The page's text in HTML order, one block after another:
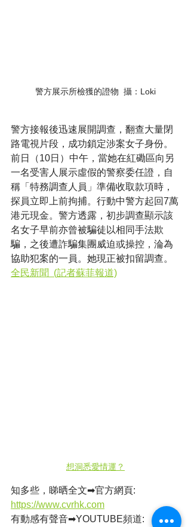
警方展示所檢獲的證物  攝：Loki
警方接報後迅速展開調查，翻查大量閉
路電視片段，成功鎖定涉案女子身份。
前日（10日）中午，當她在紅磡區向另
一名受害人展示虛假的警察委任證，自
稱「特務調查人員」準備收取款項時，
探員立即上前拘捕。行動中警方起回7萬
港元現金。警方透露，初步調查顯示該
名女子早前亦曾被騙徒以相同手法欺
騙，之後遭詐騙集團威迫或操控，淪為
協助犯案的一員。她現正被扣留調查。
全民新聞  (記者蘇菲報道)
想洞悉愛情運？
知多些，睇晒全文➡官方網頁:
https://www.cvrhk.com
有動感有聲音➡YOUTUBE頻道: